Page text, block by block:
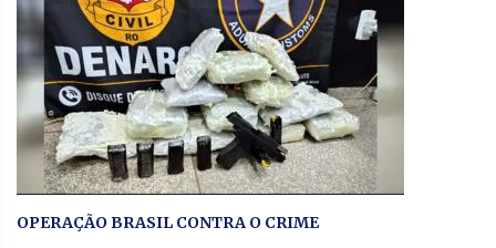
OPERAÇÃO BRASIL CONTRA O CRIME